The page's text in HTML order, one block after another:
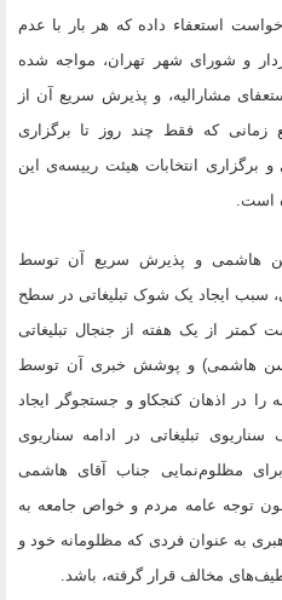
استعفاء داده که هر بار با عدم
و شورای شهر تهران، مواجه شده
مشارالیه، و پذیرش سریع آن از
که فقط چند روز تا برگزاری
برگزاری انتخابات هیئت رییسه‌ی این
است.
هاشمی و پذیرش سریع آن توسط
سبب ایجاد یک شوک تبلیغاتی در سطح
از یک هفته از جنجال تبلیغاتی
هاشمی) و پوشش خبری آن توسط
را در اذهان کنجکاو و جستجو‌گر ایجاد
تبلیغاتی در ادامه سناریوی
مظلوم‌نمایی جناب آقای هاشمی
توجه عامه مردم و خواص جامعه به
به عنوان فردی که مظلومانه خود و
مخالف قرار گرفته، باشد.